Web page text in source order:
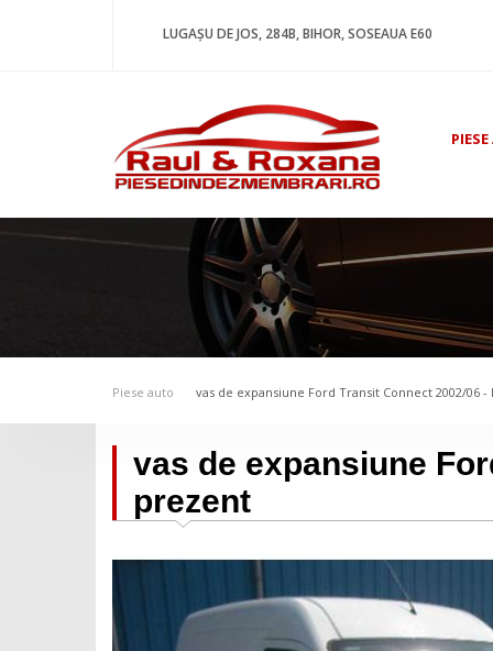
LUGAȘU DE JOS, 284B, BIHOR, SOSEAUA E60
Piese auto vas de expansiune Ford Transit Connect 2002/06
vas de expansiune
prezent